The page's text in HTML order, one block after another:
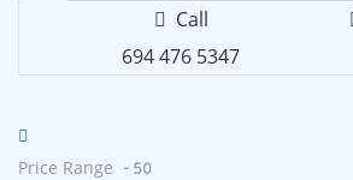
Call
694 476 5347
Price Range - 50